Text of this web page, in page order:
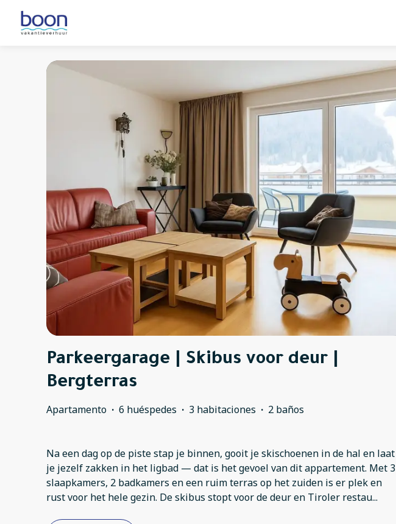
Parkeergarage | Skibus voor deur |
Bergterras
Apartamento · 6 huéspedes · 3 habitaciones · 2 baños
Na een dag op de piste stap je binnen, gooit je skischoenen in de hal en laat
je jezelf zakken in het ligbad — dat is het gevoel van dit appartement. Met 3
slaapkamers, 2 badkamers en een ruim terras op het zuiden is er plek en
rust voor het hele gezin. De skibus stopt voor de deur en Tiroler restau...